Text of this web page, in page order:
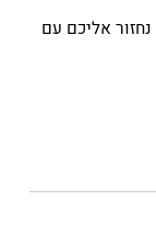
אליכם עם